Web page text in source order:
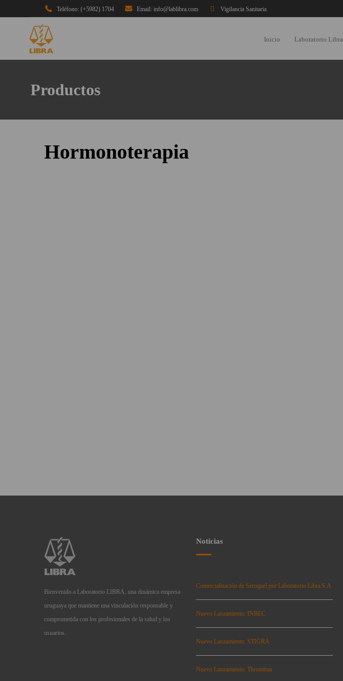
Teléfono: (+5982) 1704 Email: info@lablibra.com Vigilancia Sanitaria
Inicio Laboratorio Libra
Productos
Hormonoterapia
Bienvenido a Laboratorio LIBRA, una dinámica empresa
uruguaya que mantiene una vinculación responsable y
comprometida con los profesionales de la salud y los
usuarios.
Noticias
Comercialización de Seroquel por Laboratorio Libra S.A.
Nuevo Lanzamiento: INBEC
Nuevo Lanzamiento: STIGRA
Nuevo Lanzamiento: Thromban